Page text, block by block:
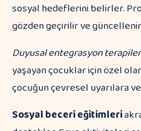
sosyal hedeflerini belirler.
gözden geçirilir ve
Duyusal entegrasyon
yaşayan çocuklar için özel
çocuğun çevresel uyarılara
Sosyal beceri eğitimleri